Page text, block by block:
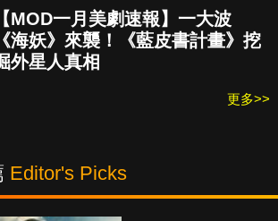
【MOD一月美劇速報】一大波
《海妖》來襲！《藍皮書計畫》挖
外星人真相
更多>>
Editor's Picks